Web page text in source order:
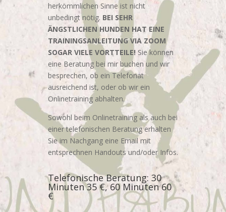
herkömmlichen Sinne ist nicht
unbedingt nötig. BEI SEHR
ÄNGSTLICHEN HUNDEN HAT EINE
TRAININGSANLEITUNG VIA ZOOM
SOGAR VIELE VORTTEILE! Sie können
eine Beratung bei mir buchen und wir
besprechen, ob ein Telefonat
ausreichend ist, oder ob wir ein
Onlinetraining abhalten.
Sowohl beim Onlinetraining als auch bei
einer telefonischen Beratung erhalten
Sie im Nachgang eine Email mit
entsprechnen Handouts und/oder Infos.
Telefonische Beratung: 30
Minuten 35 €, 60 Minuten 60
€